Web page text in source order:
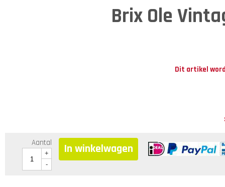
Brix Ole
Dit artikel
Aantal
+
-
In winkelwagen